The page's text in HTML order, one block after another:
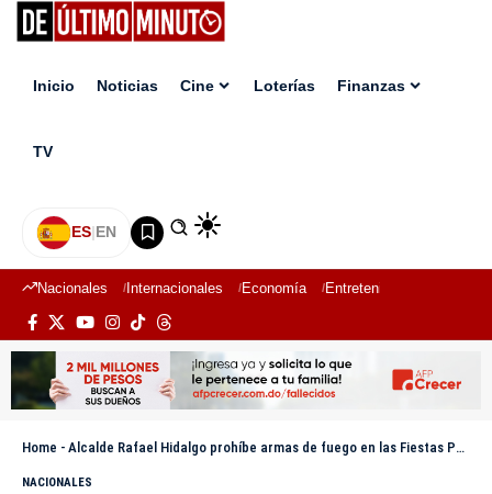
Inicio Noticias Cine Loterías Finanzas
TV
ES|EN
Nacionales Internacionales Economía Entretenimiento
Home - Alcalde Rafael Hidalgo prohíbe armas de fuego en las Fiestas Patronales Azua 2025
NACIONALES